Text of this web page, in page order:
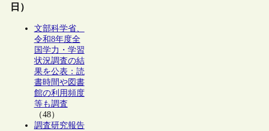
日）
文部科学省、
令和8年度全
国学力・学習
状況調査の結
果を公表：読
書時間や図書
館の利用頻度
等も調査
（48）
調査研究報告